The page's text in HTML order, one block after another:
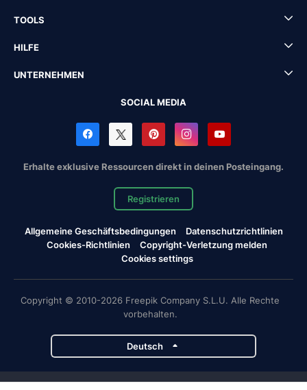
TOOLS
HILFE
UNTERNEHMEN
SOCIAL MEDIA
Erhalte exklusive Ressourcen direkt in deinen Posteingang.
Registrieren
Allgemeine Geschäftsbedingungen
Datenschutzrichtlinien
Cookies-Richtlinien
Copyright-Verletzung melden
Cookies settings
Copyright © 2010-2026 Freepik Company S.L.U. Alle Rechte
vorbehalten.
Deutsch